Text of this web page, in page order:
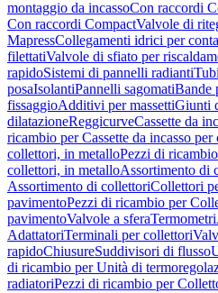
montaggio da incassoCon raccordi
Con raccordi CompactValvole di
MapressCollegamenti idrici per
filettatiValvole di sfiato per
rapidoSistemi di pannelli radiantiTubi
posaIsolantiPannelli sagomatiBande
fissaggioAdditivi per massettiGiunti
dilatazioneReggicurveCassette da
ricambio per Cassette da incasso per
collettori, in metalloPezzi di
collettori, in metalloAssortimento di
Assortimento di collettoriCollettori
pavimentoPezzi di ricambio per
pavimentoValvole a sferaTermometri
AdattatoriTerminali per collettori
rapidoChiusureSuddivisori di flusso
di ricambio per Unità di
radiatoriPezzi di ricambio per